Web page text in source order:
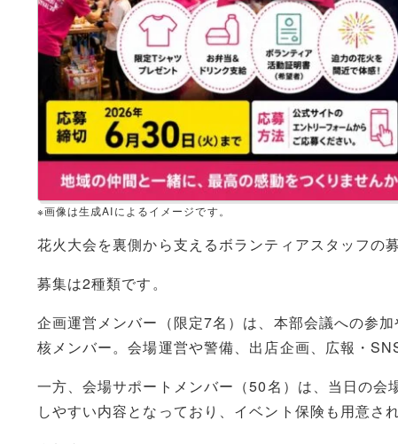
※画像は生成AIによるイメージです。
花火大会を裏側から支えるボランティアスタッフの
募集は2種類です。
企画運営メンバー（限定7名）は、本部会議への参
核メンバー。会場運営や警備、出店企画、広報・
一方、会場サポートメンバー（50名）は、当日の
しやすい内容となっており、イベント保険も用意さ